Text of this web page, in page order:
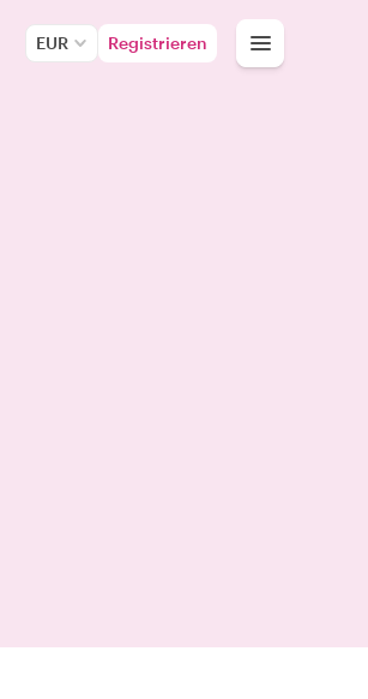
EUR Registrieren